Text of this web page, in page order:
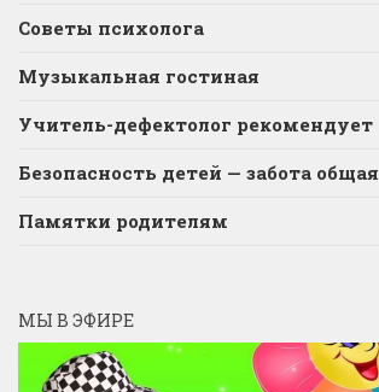
Советы психолога
Музыкальная гостиная
Учитель-дефектолог рекомендует
Безопасность детей — забота общая
Памятки родителям
МЫ В ЭФИРЕ